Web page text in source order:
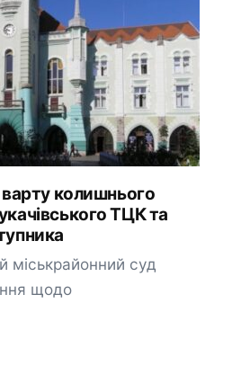
варту колишнього
ТЦК та
міськрайонний суд
щодо